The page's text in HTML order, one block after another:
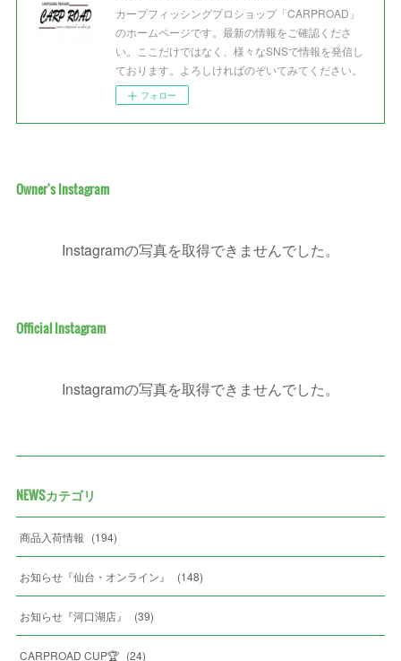
カープフィッシングプロショップ「CARPROAD」
のホームページです。最新の情報をご確認くださ
い。ここだけではなく、様々なSNSで情報を発信し
ております。よろしければのぞいてみてください。
フォロー
Owner's Instagram
Instagramの写真を取得できませんでした。
Official Instagram
Instagramの写真を取得できませんでした。
NEWSカテゴリ
商品入荷情報 (194)
お知らせ『仙台・オンライン』 (148)
お知らせ『河口湖店』 (39)
CARPROAD CUP🏆 (24)